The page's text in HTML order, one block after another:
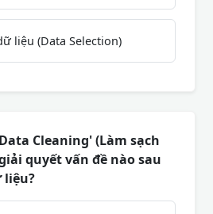
liệu (Data Selection)
Cleaning' (Làm sạch
quyết vấn đề nào sau
liệu?